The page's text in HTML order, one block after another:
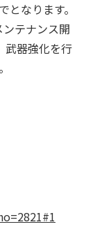
なります。
テナンス開
武器強化を行